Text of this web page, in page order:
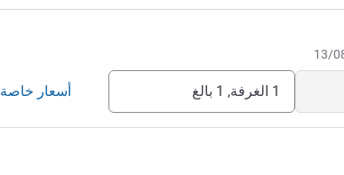
1 الغرفة, 1 بالغ أسعار خاصة